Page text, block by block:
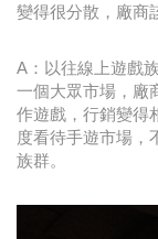
變得很分散，廠商
A：以往線上遊戲
一個大眾市場，廠
作遊戲，行銷變得
度看待手遊市場，
族群。